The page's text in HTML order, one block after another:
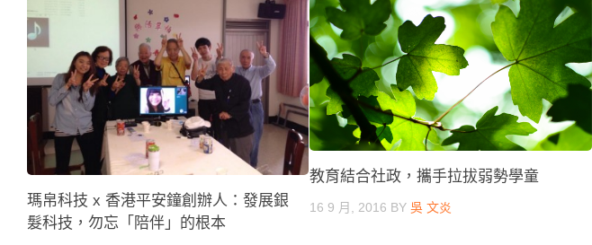
瑪帛科技 x 香港平安鐘創辦人：發展銀
髮科技，勿忘「陪伴」的根本
教育結合社政，攜手拉拔弱勢學童
16 9 月, 2016 BY吳 文炎